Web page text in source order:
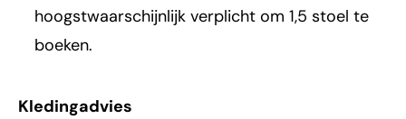
hoogstwaarschijnlijk verplicht om 1,5 stoel te
boeken.
Kledingadvies